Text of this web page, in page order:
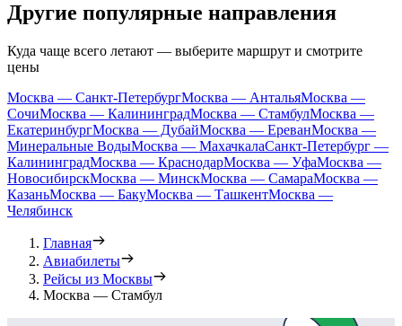
Другие популярные направления
Куда чаще всего летают — выберите маршрут и смотрите
цены
Москва — Санкт-ПетербургМосква — АнтальяМосква —
СочиМосква — КалининградМосква — СтамбулМосква —
ЕкатеринбургМосква — ДубайМосква — ЕреванМосква —
Минеральные ВодыМосква — МахачкалаСанкт-Петербург —
КалининградМосква — КраснодарМосква — УфаМосква —
НовосибирскМосква — МинскМосква — СамараМосква —
КазаньМосква — БакуМосква — ТашкентМосква —
Челябинск
Главная
Авиабилеты
Рейсы из Москвы
Москва — Стамбул